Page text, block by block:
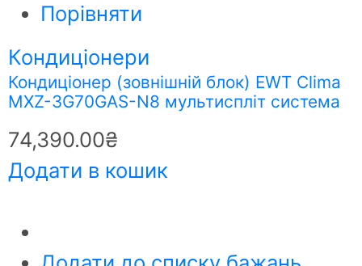
Порівняти
Кондиціонери
Кондиціонер (зовнішній блок) EWT Clima
MXZ-3G70GAS-N8 мультиспліт система
74,390.00₴
Додати в кошик